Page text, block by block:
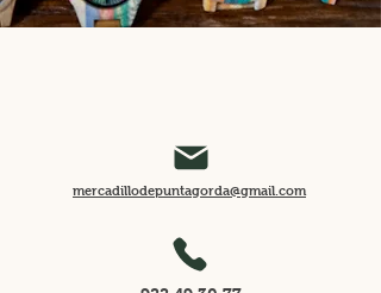
mercadillodepuntagorda@gmail.com